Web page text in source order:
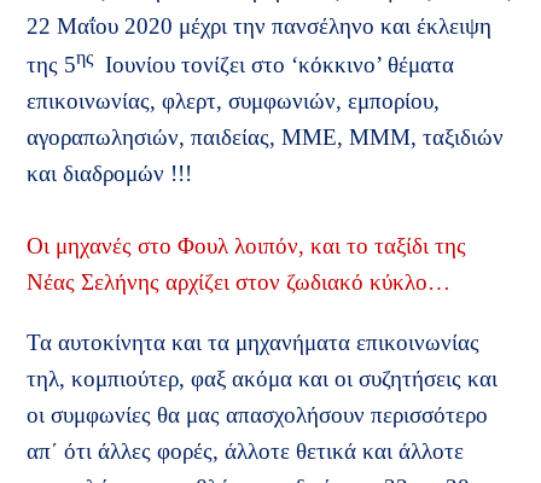
22 Μαΐου 2020 μέχρι την πανσέληνο και έκλειψη
της 5ης
Ιουνίου τονίζει στο ‘κόκκινο’ θέματα
επικοινωνίας, φλερτ, συμφωνιών, εμπορίου,
αγοραπωλησιών, παιδείας, ΜΜΕ, ΜΜΜ, ταξιδιών
και διαδρομών !!!
Οι μηχανές στο Φουλ λοιπόν, και το ταξίδι της
Νέας Σελήνης αρχίζει στον ζωδιακό κύκλο…
Τα αυτοκίνητα και τα μηχανήματα επικοινωνίας
τηλ, κομπιούτερ, φαξ ακόμα και οι συζητήσεις και
οι συμφωνίες θα μας απασχολήσουν περισσότερο
απ΄ ότι άλλες φορές, άλλοτε θετικά και άλλοτε